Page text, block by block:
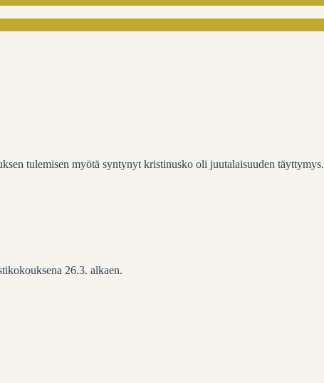
tulemisen myötä syntynyt kristinusko oli juutalaisuuden täyttymys.
26.3. alkaen.